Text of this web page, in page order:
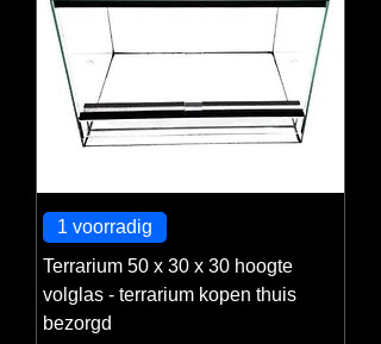
1 voorradig
Terrarium 50 x 30 x 30 hoogte
volglas - terrarium kopen thuis
bezorgd